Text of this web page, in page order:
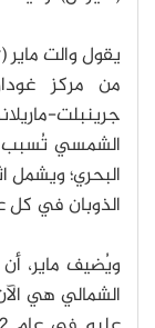
يقول والت ماير (
من مركز
جرينبلت-
الشمسي تُسبب
البحري؛ ويشمل
الذوبان في كل
ويُضيف ماير،
الشمالي هي